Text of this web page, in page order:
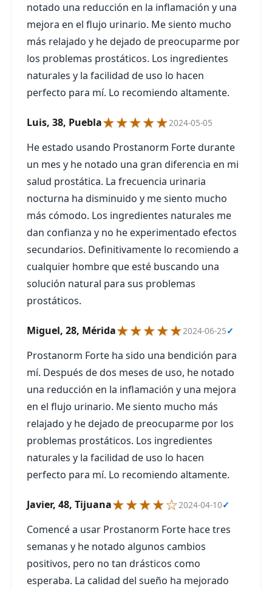
notado una reducción en la inflamación y una
mejora en el flujo urinario. Me siento mucho
más relajado y he dejado de preocuparme por
los problemas prostáticos. Los ingredientes
naturales y la facilidad de uso lo hacen
perfecto para mí. Lo recomiendo altamente.
Luis, 38, Puebla★★★★★2024-05-05
He estado usando Prostanorm Forte durante
un mes y he notado una gran diferencia en mi
salud prostática. La frecuencia urinaria
nocturna ha disminuido y me siento mucho
más cómodo. Los ingredientes naturales me
dan confianza y no he experimentado efectos
secundarios. Definitivamente lo recomiendo a
cualquier hombre que esté buscando una
solución natural para sus problemas
prostáticos.
Miguel, 28, Mérida★★★★★2024-06-25✓
Prostanorm Forte ha sido una bendición para
mí. Después de dos meses de uso, he notado
una reducción en la inflamación y una mejora
en el flujo urinario. Me siento mucho más
relajado y he dejado de preocuparme por los
problemas prostáticos. Los ingredientes
naturales y la facilidad de uso lo hacen
perfecto para mí. Lo recomiendo altamente.
Javier, 48, Tijuana★★★★☆2024-04-10✓
Comencé a usar Prostanorm Forte hace tres
semanas y he notado algunos cambios
positivos, pero no tan drásticos como
esperaba. La calidad del sueño ha mejorado